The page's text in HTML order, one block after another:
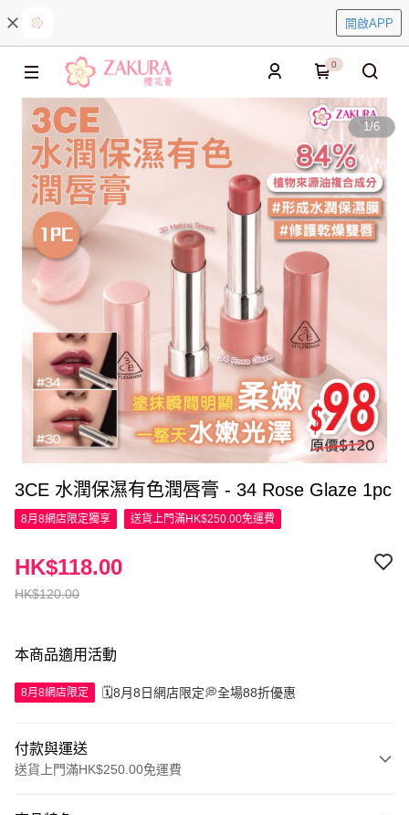
開啟APP
0
1/6
3CE 水潤保濕有色潤唇膏 - 34 Rose Glaze 1pc
8月8網店限定獨享 送貨上門滿HK$250.00免運費
HK$120.00
HK$118.00
本商品適用活動
8月8網店限定 🗓️8月8日網店限定💭全場88折優惠
付款與運送
送貨上門滿HK$250.00免運費